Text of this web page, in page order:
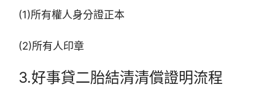
(1)所有權人身分證正本
(2)所有人印章
3.好事貸二胎結清清償證明流程